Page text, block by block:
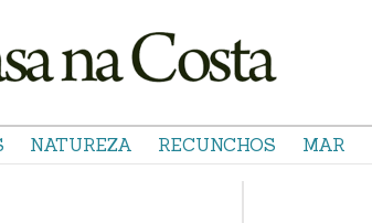
NATUREZA RECUNCHOS MAR